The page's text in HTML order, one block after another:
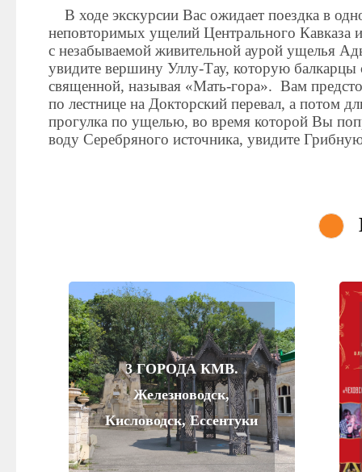
В ходе экскурсии Вас ожидает поездка в
неповторимых ущелий Центрального Кавказа
с незабываемой живительной аурой ущелья
увидите вершину Уллу-Тау, которую балкарцы
священной, называя «Мать-гора». Вам
по лестнице на Докторский перевал, а потом
прогулка по ущелью, во время которой Вы
воду Серебряного источника, увидите
где Вас поразят скалы и груды камней причудливых
3 ГОРОДА КМВ.
Железноводск,
Кисловодск, Ессентуки